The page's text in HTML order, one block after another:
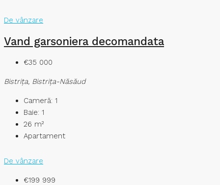
De vânzare
Vand garsoniera decomandata
€35 000
Bistriţa, Bistrița-Năsăud
Cameră: 1
Baie: 1
26 m²
Apartament
De vânzare
€199 999